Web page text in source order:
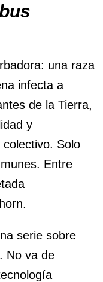
una raza
infecta a
de la Tierra,
y
Solo
Entre
serie sobre
No va de